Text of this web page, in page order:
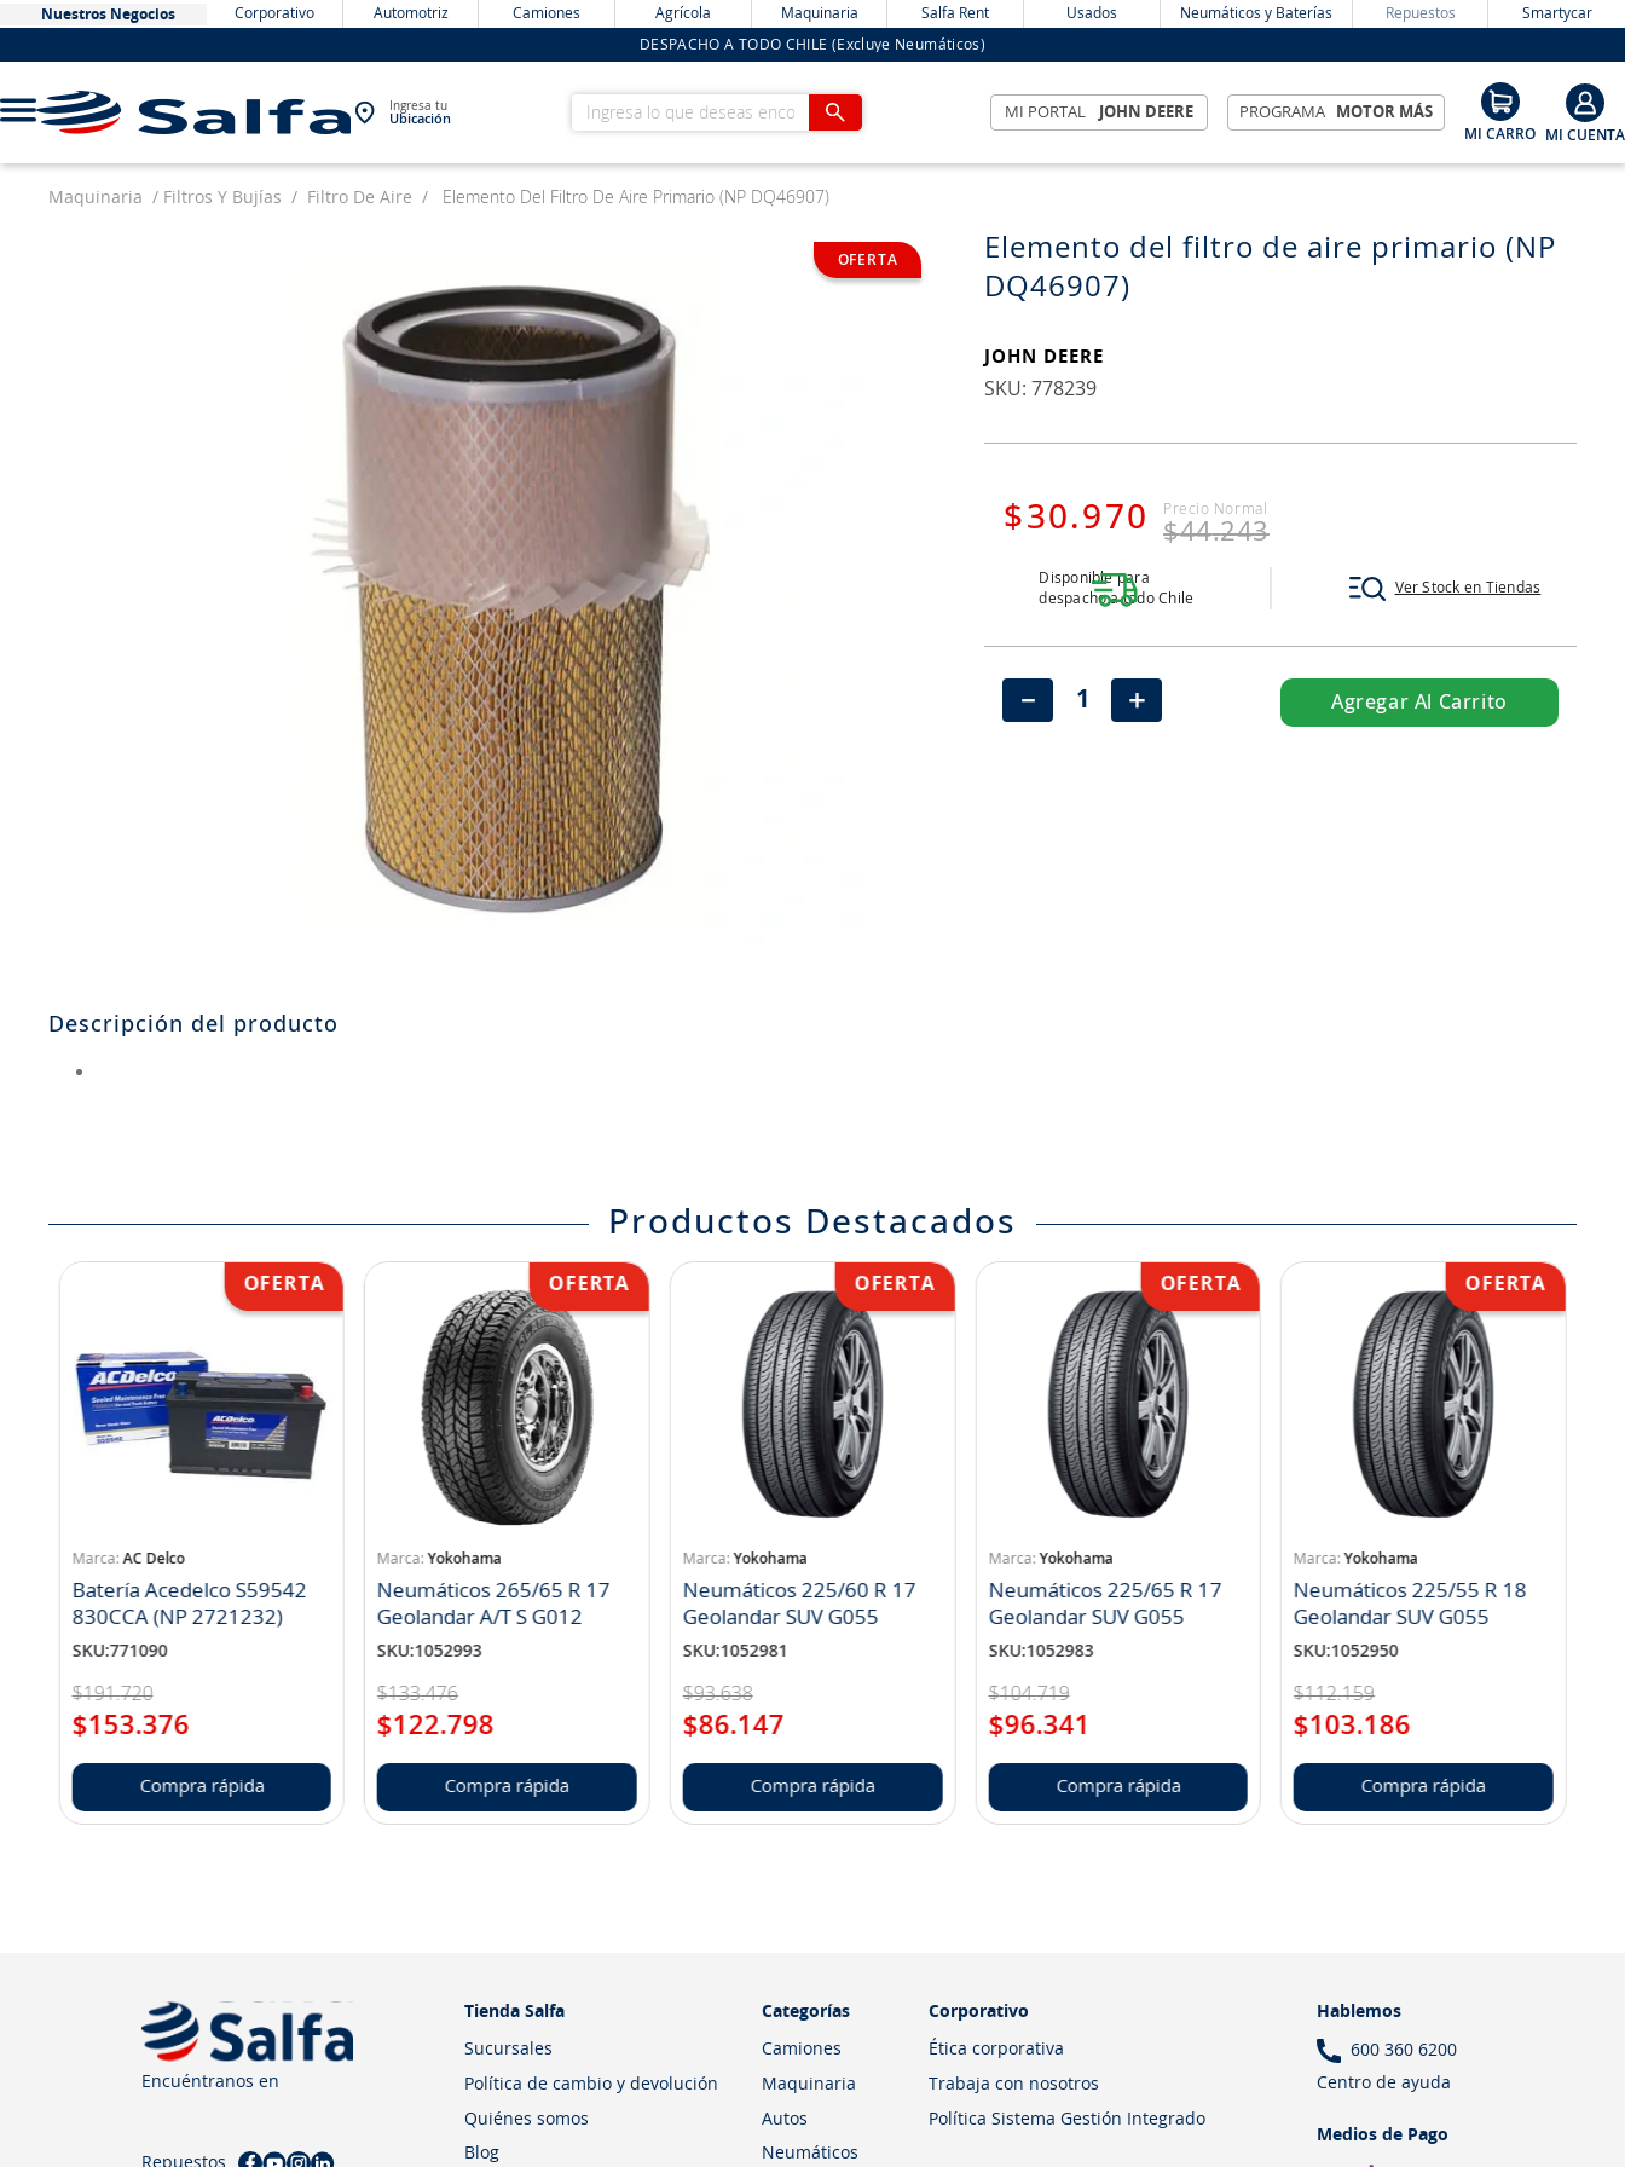
Nuestros Negocios Corporativo Automotriz Camiones Agrícola Maquinaria Salfa Rent Usados Neumáticos y Baterías Repuestos Smartycar
DESPACHO A TODO CHILE (Excluye Neumáticos)
Ingresa tu
Ubicación
Ingresa lo que deseas encontrar MI PORTAL JOHN DEERE PROGRAMA MOTOR MÁS
Maquinaria Filtros Y Bujías Filtro De Aire Elemento Del Filtro De Aire Primario (NP DQ46907)
Descripción del producto
Elemento del filtro de aire primario (NP
DQ46907)
JOHN DEERE
: 778239
$30.970 $44.243
Disponible para
despacho a todo Chile
Ver Stock en Tiendas
＋
－ Agregar Al Carrito
Productos Destacados
AC Delco
Batería Acedelco S59542
830CCA (NP 2721232)
SKU:771090
$191.720
$153.376
Compra rápida
Yokohama
Neumáticos 265/65 R 17
Geolandar A/T S G012
SKU:1052993
$133.476
$122.798
Compra rápida
Yokohama
Neumáticos 225/60 R 17
Geolandar SUV G055
SKU:1052981
$93.638
$86.147
Compra rápida
Yokohama
Neumáticos 225/65 R 17
Geolandar SUV G055
SKU:1052983
$104.719
$96.341
Compra rápida
Yokohama
Neumáticos 225/55 R 18
Geolandar SUV G055
SKU:1052950
$112.159
$103.186
Compra rápida
Encuéntranos en
Repuestos
Tienda Salfa
Sucursales
Política de cambio y devolución
Quiénes somos
Blog
Categorías
Camiones
Maquinaria
Autos
Neumáticos
Corporativo
Ética corporativa
Trabaja con nosotros
Política Sistema Gestión Integrado
Hablemos
600 360 6200
Centro de ayuda
Medios de Pago